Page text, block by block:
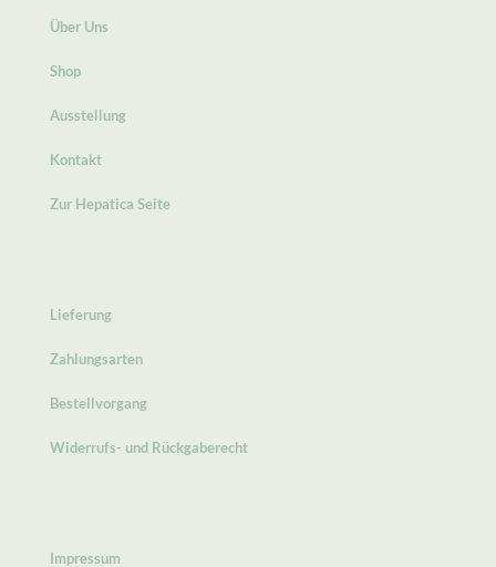
Über Uns
Shop
Ausstellung
Kontakt
Zur Hepatica Seite
Lieferung
Zahlungsarten
Bestellvorgang
Widerrufs- und Rückgaberecht
Impressum